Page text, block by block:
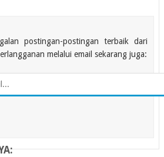
postingan-postingan terbaik dari
melalui email sekarang juga: